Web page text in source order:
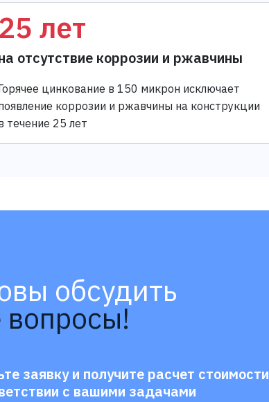
25 лет
отсутствие коррозии и ржавчины
цинкование в 150 микрон исключает
коррозии и ржавчины на конструкции
течение 25 лет
обсудить
вопросы!
заявку и получите расчет стоимости
с вашими задачами